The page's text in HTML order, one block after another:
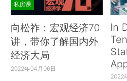
私房课
向松祚：宏观经济70
讲，带你了解国内外
经济大局
2022年04月06日
In
2022